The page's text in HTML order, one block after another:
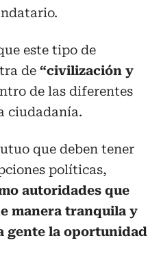
este tipo de
de “civilización y
de las diferentes
ciudadanía.
que deben tener
políticas,
autoridades que
manera tranquila y
gente la oportunidad